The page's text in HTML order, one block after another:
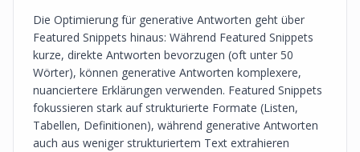
Die Optimierung für generative Antworten geht über
Featured Snippets hinaus: Während Featured Snippets
kurze, direkte Antworten bevorzugen (oft unter 50
Wörter), können generative Antworten komplexere,
nuanciertere Erklärungen verwenden. Featured Snippets
fokussieren stark auf strukturierte Formate (Listen,
Tabellen, Definitionen), während generative Antworten
auch aus weniger strukturiertem Text extrahieren